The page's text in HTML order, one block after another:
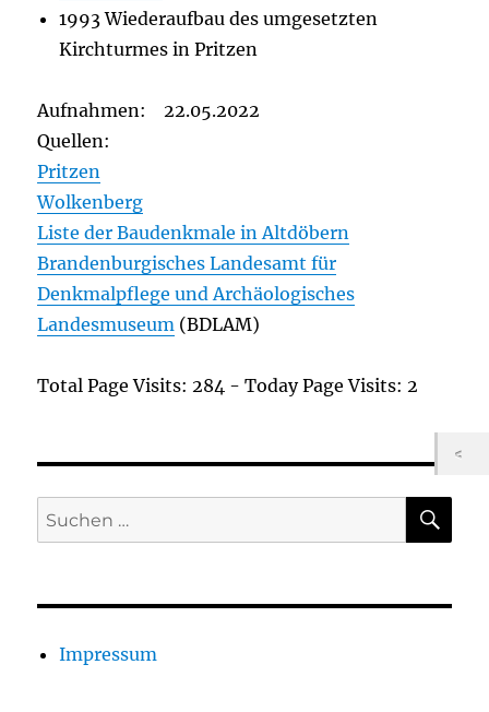
1993 Wiederaufbau des umgesetzten
Kirchturmes in Pritzen
Aufnahmen: 22.05.2022
Quellen:
Pritzen
Wolkenberg
Liste der Baudenkmale in Altdöbern
Brandenburgisches Landesamt für
Denkmalpflege und Archäologisches
Landesmuseum (BDLAM)
Total Page Visits: 284 - Today Page Visits: 2
Suchen
nach:
Impressum